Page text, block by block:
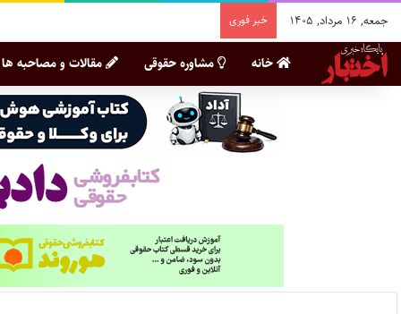
جمعه, ۱۶ مرداد, ۱۴۰۵ خبر فوری
خانه مشاوره حقوقی مقالات و مصاحبه ها